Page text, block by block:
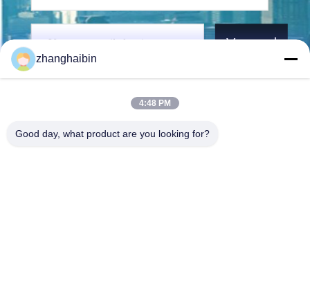
Verzend
zhanghaibin
4:48 PM
Good day, what product are you looking for?